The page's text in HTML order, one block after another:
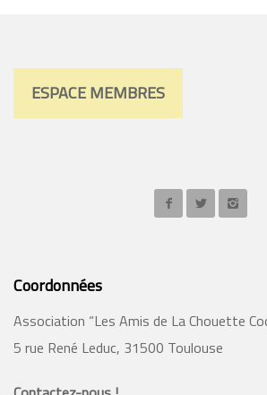
ESPACE MEMBRES
Coordonnées
Association “Les Amis de La Chouette
5 rue René Leduc, 31500 Toulouse